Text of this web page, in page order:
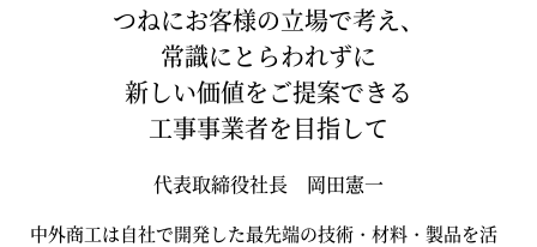
つねにお客様の立場で考え、
常識にとらわれずに
新しい価値をご提案できる
工事事業者を目指して
代表取締役社長 岡田憲一
中外商工は自社で開発した最先端の技術・材料・製品を活